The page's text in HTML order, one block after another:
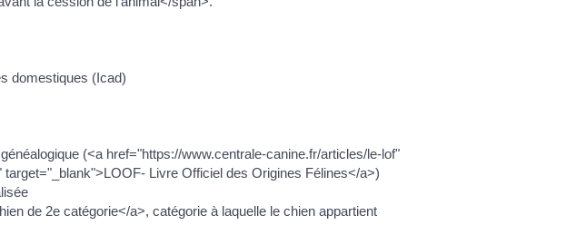
domestiques (Icad)
(<a href="https://www.centrale-canine.fr/articles/le-lof"
Livre Officiel des Origines Félines</a>)
de 2e catégorie</a>, catégorie à laquelle le chien appartient